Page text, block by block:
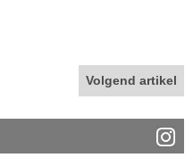
Volgend artikel